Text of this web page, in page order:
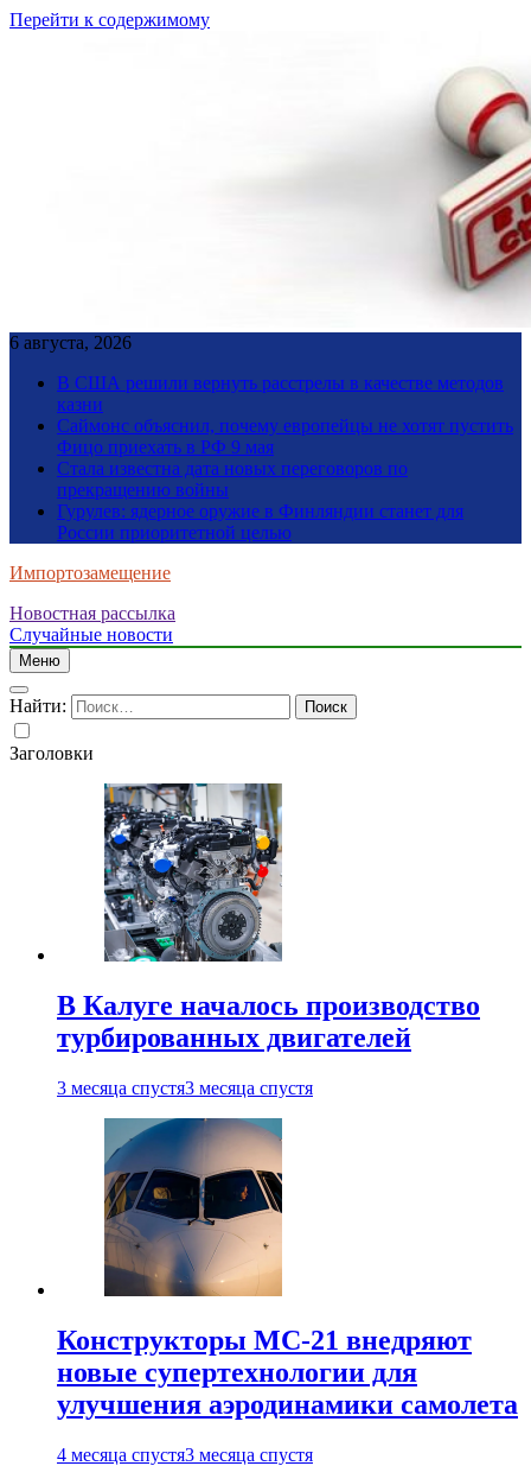
Перейти к содержимому
6 августа, 2026
В США решили вернуть расстрелы в качестве методов
казни
Саймонс объяснил, почему европейцы не хотят пустить
Фицо приехать в РФ 9 мая
Стала известна дата новых переговоров по
прекращению войны
Гурулев: ядерное оружие в Финляндии станет для
России приоритетной целью
Импортозамещение
Новостная рассылка
Случайные новости
Меню
Найти:
Заголовки
В Калуге началось производство
турбированных двигателей
3 месяца спустя3 месяца спустя
Конструкторы МС-21 внедряют
новые супертехнологии для
улучшения аэродинамики самолета
4 месяца спустя3 месяца спустя